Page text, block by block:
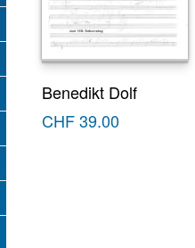
Benedikt Dolf
CHF39.00